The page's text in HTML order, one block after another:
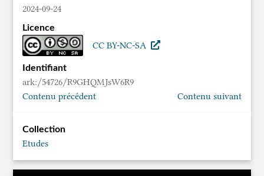
2024-09-24
Licence
CC BY-NC-SA
Identifiant
ark:/54726/R9GHQMJsW6R9
Contenu précédent
Contenu suivant
Collection
Etudes